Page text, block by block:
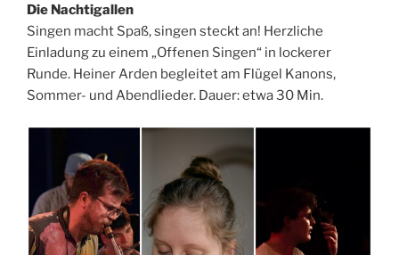
Die Nachtigallen
Singen macht Spaß, singen steckt an! Herzliche
Einladung zu einem „Offenen Singen“ in lockerer
Runde. Heiner Arden begleitet am Flügel Kanons,
Sommer- und Abendlieder. Dauer: etwa 30 Min.